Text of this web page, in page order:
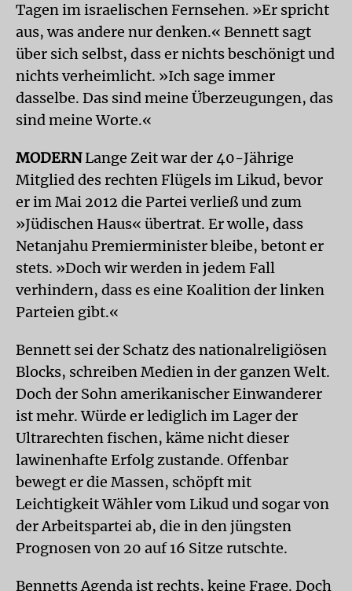
Tagen im israelischen Fernsehen. »Er spricht
aus, was andere nur denken.« Bennett sagt
über sich selbst, dass er nichts beschönigt und
nichts verheimlicht. »Ich sage immer
dasselbe. Das sind meine Überzeugungen, das
sind meine Worte.«
MODERNLange Zeit war der 40-Jährige
Mitglied des rechten Flügels im Likud, bevor
er im Mai 2012 die Partei verließ und zum
»Jüdischen Haus« übertrat. Er wolle, dass
Netanjahu Premierminister bleibe, betont er
stets. »Doch wir werden in jedem Fall
verhindern, dass es eine Koalition der linken
Parteien gibt.«
Bennett sei der Schatz des nationalreligiösen
Blocks, schreiben Medien in der ganzen Welt.
Doch der Sohn amerikanischer Einwanderer
ist mehr. Würde er lediglich im Lager der
Ultrarechten fischen, käme nicht dieser
lawinenhafte Erfolg zustande. Offenbar
bewegt er die Massen, schöpft mit
Leichtigkeit Wähler vom Likud und sogar von
der Arbeitspartei ab, die in den jüngsten
Prognosen von 20 auf 16 Sitze rutschte.
Bennetts Agenda ist rechts, keine Frage. Doch